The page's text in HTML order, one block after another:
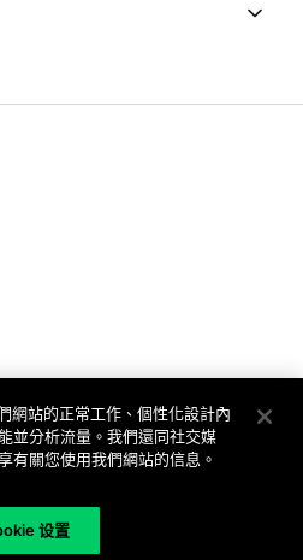
Networks. All Rights Reserved
網站的正常工作、個性化設計內
並分析流量。我們還同社交媒
有關您使用我們網站的信息。
设置